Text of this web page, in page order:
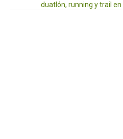
duatlón, running y trail en